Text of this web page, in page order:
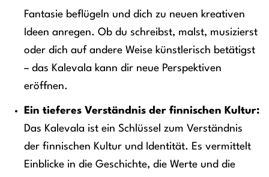
Fantasie beflügeln und dich zu neuen kreativen
Ideen anregen. Ob du schreibst, malst, musizierst
oder dich auf andere Weise künstlerisch betätigst
– das Kalevala kann dir neue Perspektiven
eröffnen.
Ein tieferes Verständnis der finnischen Kultur:
Das Kalevala ist ein Schlüssel zum Verständnis
der finnischen Kultur und Identität. Es vermittelt
Einblicke in die Geschichte, die Werte und die